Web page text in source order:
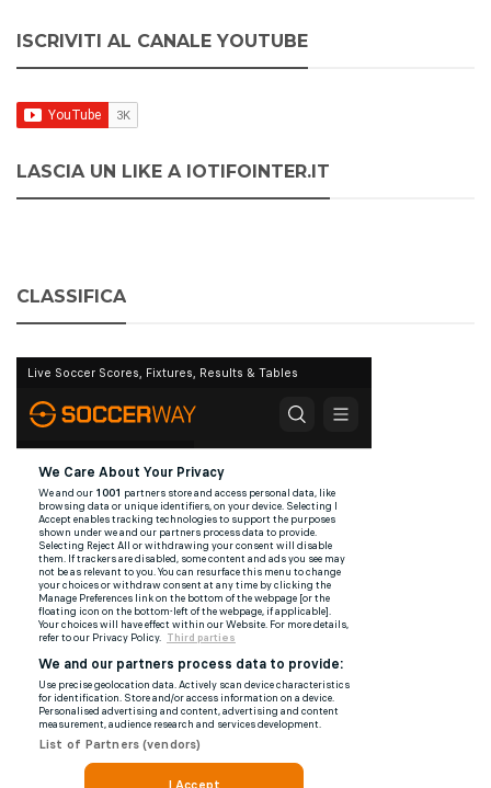
ISCRIVITI AL CANALE YOUTUBE
LASCIA UN LIKE A IOTIFOINTER.IT
CLASSIFICA